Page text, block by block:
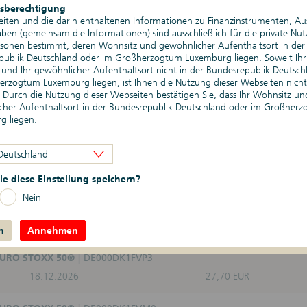
und die darin enthaltenen Informationen zu Finanzinstrumenten,
(gemeinsam die Informationen) sind ausschließlich für die private
bestimmt, deren Wohnsitz und gewöhnlicher Aufenthaltsort in der
Deutschland oder im Großherzogtum Luxemburg liegen. Soweit Ihr
Ihr gewöhnlicher Aufenthaltsort nicht in der Bundesrepublik
Luxemburg liegen, ist Ihnen die Nutzung dieser Webseiten nicht
die Nutzung dieser Webseiten bestätigen Sie, dass Ihr Wohnsitz
Aufenthaltsort in der Bundesrepublik Deutschland oder im
liegen.
Webseiten enthaltenen Informationen dürfen nicht außerhalb der der
Verkaufsbeschränkungen in den verschiedenen
Insbesondere dürfen auf den Webseiten genannte oder beschriebene
weder innerhalb der Vereinigten Staaten von Amerika noch an
von US-Personen (wie im United States Securities Act of 1933 definiert)
angeboten werden. Der Vertrieb kann auch nach den anwendbaren
anderer Rechtsordnungen beschränkt sein.
Informationen dienen ausschließlich Informationszwecken und stellen
Deutsche Girozentrale übernimmt keine Gewähr dafür, dass die
diese Einstellung speichern?
Nein
Annehmen
Rück­zahlungs­termin Geldkurs
DE000DK1FNJ3
01.12.2026 168,26 EUR
DE000DK1FNK1
01.12.2026
DE000DK1FNL9
01.12.2026
STOXX 50®
18.12.2026
STOXX 50® DE000DK1FVP3
18.12.2026 27,70 EUR